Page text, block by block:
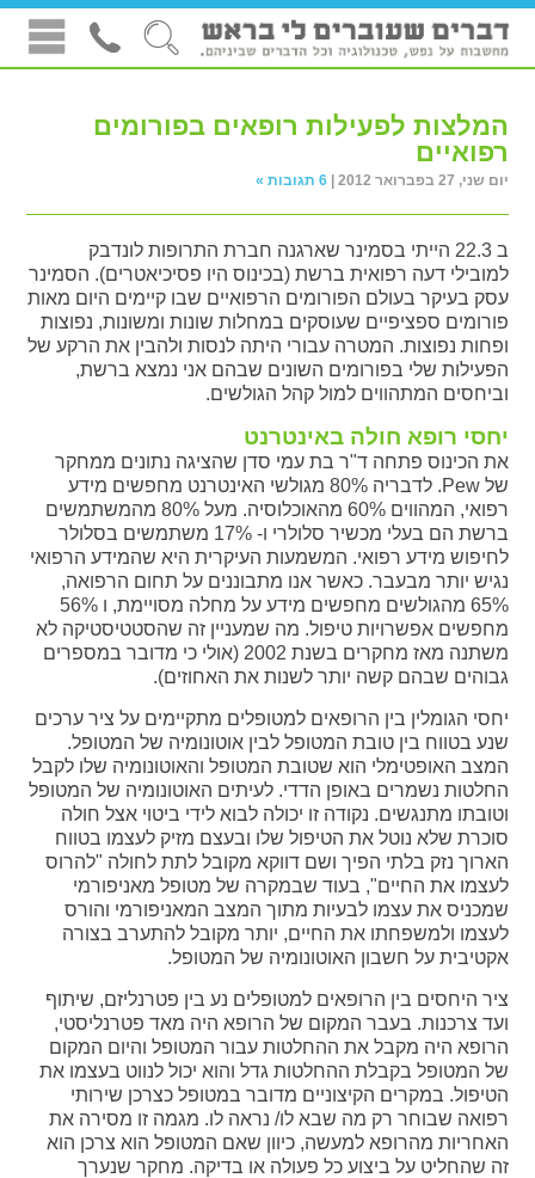
המלצות לפעילות רופאים בפורומים
רפואיים
יום שני, 27 בפברואר 2012 | 6 תגובות »
ב 22.3 הייתי בסמינר שארגנה חברת התרופות לונדבק
למובילי דעה רפואית ברשת (בכינוס היו פסיכיאטרים). הסמינר
עסק בעיקר בעולם הפורומים הרפואיים שבו קיימים היום מאות
פורומים ספציפיים שעוסקים במחלות שונות ומשונות, נפוצות
ופחות נפוצות. המטרה עבורי היתה לנסות ולהבין את הרקע של
הפעילות שלי בפורומים השונים שבהם אני נמצא ברשת,
וביחסים המתהווים למול קהל הגולשים.
יחסי רופא חולה באינטרנט
את הכינוס פתחה ד"ר בת עמי סדן שהציגה נתונים ממחקר
של Pew. לדבריה 80% מגולשי האינטרנט מחפשים מידע
רפואי, המהווים 60% מהאוכלוסיה. מעל 80% מהמשתמשים
ברשת הם בעלי מכשיר סלולרי ו- 17% משתמשים בסלולר
לחיפוש מידע רפואי. המשמעות העיקרית היא שהמידע הרפואי
נגיש יותר מבעבר. כאשר אנו מתבוננים על תחום הרפואה,
65% מהגולשים מחפשים מידע על מחלה מסויימת, ו 56%
מחפשים אפשרויות טיפול. מה שמעניין זה שהסטטיסטיקה לא
משתנה מאז מחקרים בשנת 2002 (אולי כי מדובר במספרים
גבוהים שבהם קשה יותר לשנות את האחוזים).
יחסי הגומלין בין הרופאים למטופלים מתקיימים על ציר ערכים
שנע בטווח בין טובת המטופל לבין אוטונומיה של המטופל.
המצב האופטימלי הוא שטובת המטופל והאוטונומיה שלו לקבל
החלטות נשמרים באופן הדדי. לעיתים האוטונומיה של המטופל
וטובתו מתנגשים. נקודה זו יכולה לבוא לידי ביטוי אצל חולה
סוכרת שלא נוטל את הטיפול שלו ובעצם מזיק לעצמו בטווח
הארוך נזק בלתי הפיך ושם דווקא מקובל לתת לחולה "להרוס
לעצמו את החיים", בעוד שבמקרה של מטופל מאניפורמי
שמכניס את עצמו לבעיות מתוך המצב המאניפורמי והורס
לעצמו ולמשפחתו את החיים, יותר מקובל להתערב בצורה
אקטיבית על חשבון האוטונומיה של המטופל.
ציר היחסים בין הרופאים למטופלים נע בין פטרנליזם, שיתוף
ועד צרכנות. בעבר המקום של הרופא היה מאד פטרנליסטי,
הרופא היה מקבל את ההחלטות עבור המטופל והיום המקום
של המטופל בקבלת ההחלטות גדל והוא יכול לנווט בעצמו את
הטיפול. במקרים הקיצוניים מדובר במטופל כצרכן שירותי
רפואה שבוחר רק מה שבא לו/ נראה לו. מגמה זו מסירה את
האחריות מהרופא למעשה, כיוון שאם המטופל הוא צרכן הוא
זה שהחליט על ביצוע כל פעולה או בדיקה. מחקר שנערך